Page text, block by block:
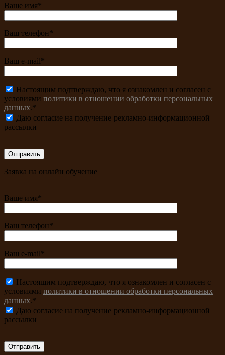
Ваше имя*
Ваш телефон*
Ваш e-mail*
Настоящим подтверждаю, что я ознакомлен и согласен с
условиями политики в отношении обработки персональных
данных.*
Даю согласие на получение рекламно-информационной
рассылки
Заявка на онлайн обучение
Ваше имя*
Ваш телефон*
Ваш e-mail*
Настоящим подтверждаю, что я ознакомлен и согласен с
условиями политики в отношении обработки персональных
данных.*
Даю согласие на получение рекламно-информационной
рассылки